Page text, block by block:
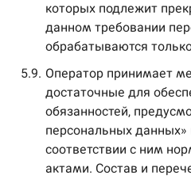
которых подлежит
данном требовании
обрабатываются
5.9. Оператор принимает
достаточные для
обязанностей,
персональных
соответствии с ним
актами. Состав и